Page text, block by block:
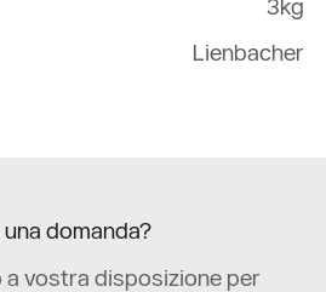
3kg
Lienbacher
domanda?
vostra disposizione per